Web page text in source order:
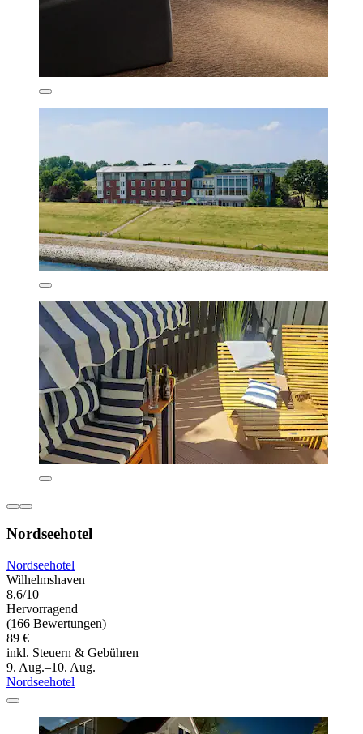
Nordseehotel
Nordseehotel
Wilhelmshaven
8,6/10
Hervorragend
(166 Bewertungen)
89 €
inkl. Steuern & Gebühren
9. Aug.–10. Aug.
Nordseehotel